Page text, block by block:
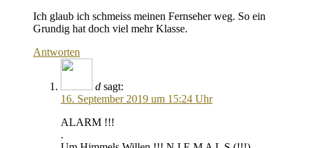
Ich glaub ich schmeiss meinen Fernseher weg. So ein
Grundig hat doch viel mehr Klasse.
Antworten
d sagt:
16. September 2019 um 15:24 Uhr
ALARM !!!
.